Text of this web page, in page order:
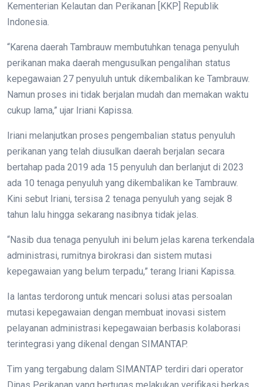
Kementerian Kelautan dan Perikanan [KKP] Republik
Indonesia.
“Karena daerah Tambrauw membutuhkan tenaga penyuluh
perikanan maka daerah mengusulkan pengalihan status
kepegawaian 27 penyuluh untuk dikembalikan ke Tambrauw.
Namun proses ini tidak berjalan mudah dan memakan waktu
cukup lama,” ujar Iriani Kapissa.
Iriani melanjutkan proses pengembalian status penyuluh
perikanan yang telah diusulkan daerah berjalan secara
bertahap pada 2019 ada 15 penyuluh dan berlanjut di 2023
ada 10 tenaga penyuluh yang dikembalikan ke Tambrauw.
Kini sebut Iriani, tersisa 2 tenaga penyuluh yang sejak 8
tahun lalu hingga sekarang nasibnya tidak jelas.
“Nasib dua tenaga penyuluh ini belum jelas karena terkendala
administrasi, rumitnya birokrasi dan sistem mutasi
kepegawaian yang belum terpadu,” terang Iriani Kapissa.
Ia lantas terdorong untuk mencari solusi atas persoalan
mutasi kepegawaian dengan membuat inovasi sistem
pelayanan administrasi kepegawaian berbasis kolaborasi
terintegrasi yang dikenal dengan SIMANTAP.
Tim yang tergabung dalam SIMANTAP terdiri dari operator